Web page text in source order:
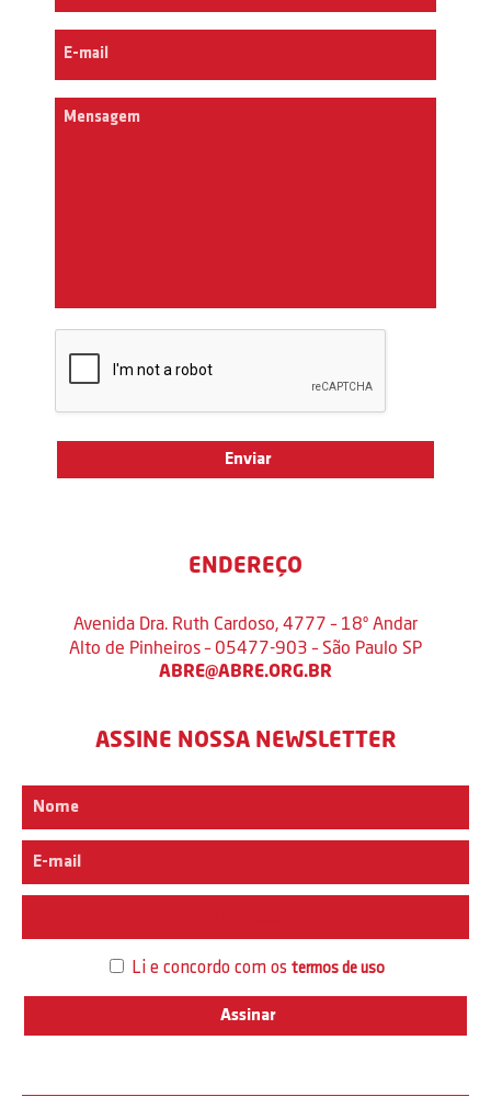
ENDEREÇO
Avenida Dra. Ruth Cardoso, 4777 – 18º Andar
Alto de Pinheiros – 05477-903 – São Paulo SP
ABRE@ABRE.ORG.BR
ASSINE NOSSA NEWSLETTER
Li e concordo com os termos de uso